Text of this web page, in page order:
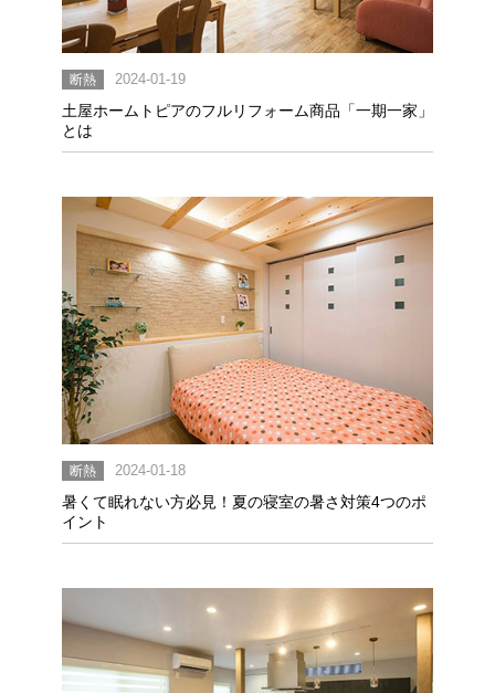
断熱 2024-01-19
土屋ホームトピアのフルリフォーム商品「一期一家」
とは
断熱 2024-01-18
暑くて眠れない方必見！夏の寝室の暑さ対策4つのポ
イント